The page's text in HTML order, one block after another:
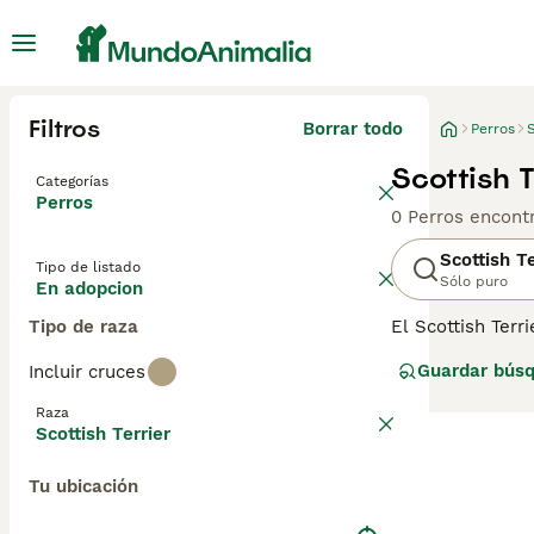
Filtros Borrar todo
Categorías
Perros
Tipo de listado
En adopcion
Tipo de raza
Incluir cruces
Raza
Scottish Terrier
Tu ubicación
Perros
Scottish
0 Perros
Scottish
Sólo puro
El Scottish
pequeños con
razón.
Guardar